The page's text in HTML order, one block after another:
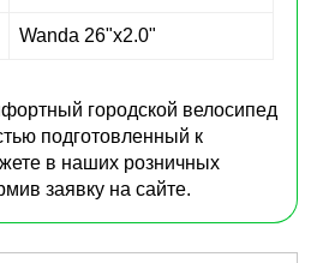
Wanda 26"х2.0"
городской велосипед
подготовленный к
в наших розничных
заявку на сайте.